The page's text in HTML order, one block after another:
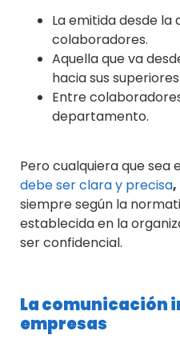
La emitida desde la
colaboradores.
Aquella que va
hacia sus superiores.
Entre
departamento.
Pero cualquiera que sea
debe ser clara y precisa,
siempre según la
establecida en la
ser confidencial.
La comunicación
empresas